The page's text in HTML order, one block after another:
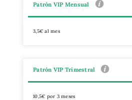
Patrón VIP Mensual
3,5€ al mes
Patrón VIP Trimestral
10,5€ por 3 meses